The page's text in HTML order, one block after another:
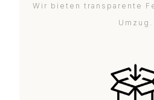
Wir bieten transparente
Umzug.